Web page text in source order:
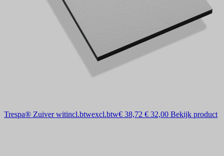
Trespa® Zuiver witincl.btwexcl.btw€ 38,72 € 32,00 Bekijk product